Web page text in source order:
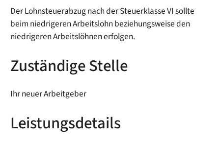
Der Lohnsteuerabzug nach der Steuerklasse VI sollte
beim niedrigeren Arbeitslohn beziehungsweise den
niedrigeren Arbeitslöhnen erfolgen.
Zuständige Stelle
Ihr neuer Arbeitgeber
Leistungsdetails